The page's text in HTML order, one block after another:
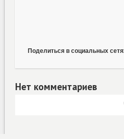
Поделиться в социальных
Нет комментариев